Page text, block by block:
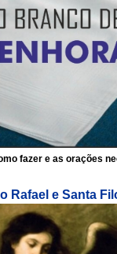
fazer e as orações
Rafael e Santa